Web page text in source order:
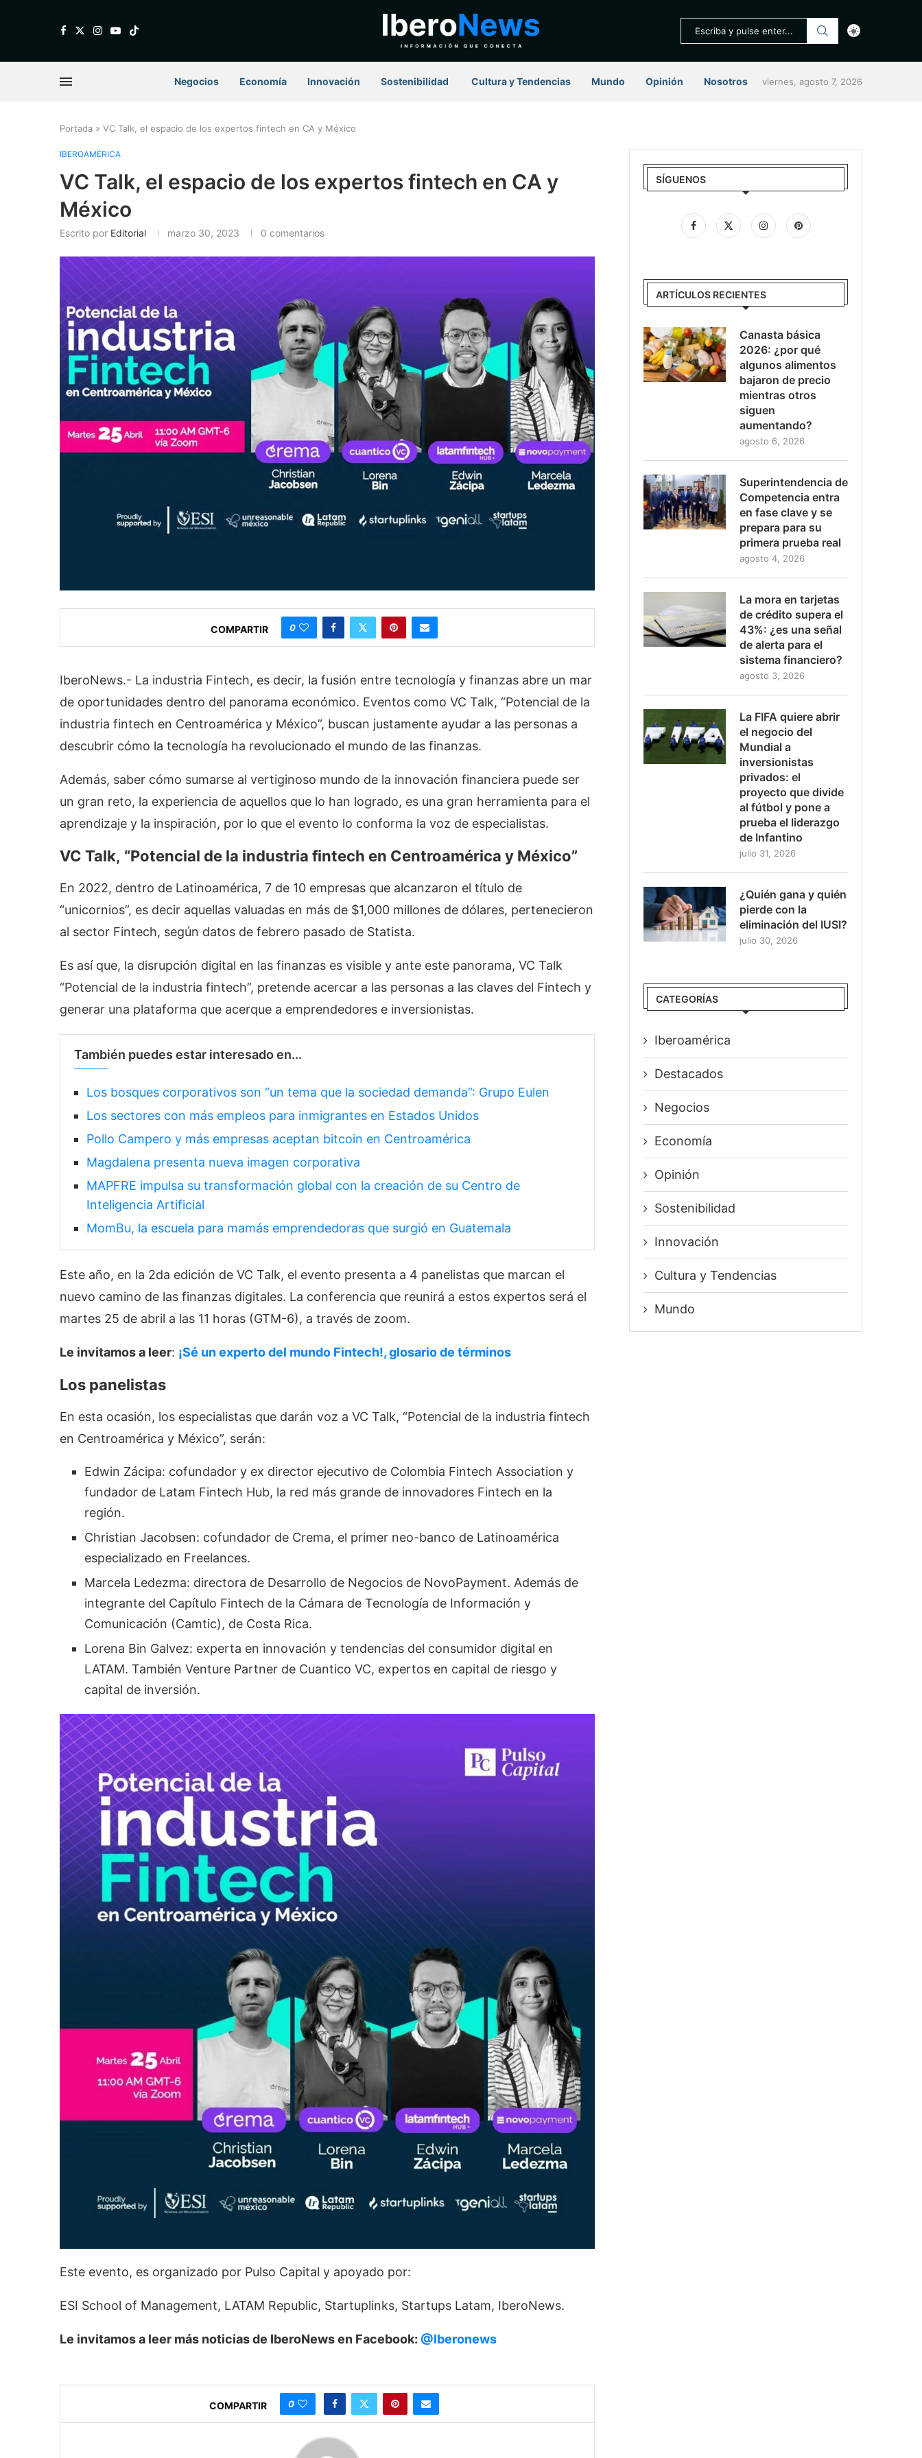
Negocios Economía Innovación Sostenibilidad ⁠ Cultura y Tendencias Mundo Opinión Nosotros viernes, agosto 7, 2026
Portada » VC Talk, el espacio de los expertos fintech en CA y México
IBEROAMÉRICA
VC Talk, el espacio de los expertos fintech en CA y
México
Escrito por Editorial marzo 30, 2023 0 comentarios
COMPARTIR 0
IberoNews.- La industria Fintech, es decir, la fusión entre tecnología y finanzas abre un mar
de oportunidades dentro del panorama económico. Eventos como VC Talk, “Potencial de la
industria fintech en Centroamérica y México”, buscan justamente ayudar a las personas a
descubrir cómo la tecnología ha revolucionado el mundo de las finanzas.
Además, saber cómo sumarse al vertiginoso mundo de la innovación financiera puede ser
un gran reto, la experiencia de aquellos que lo han logrado, es una gran herramienta para el
aprendizaje y la inspiración, por lo que el evento lo conforma la voz de especialistas.
VC Talk, “Potencial de la industria fintech en Centroamérica y México”
En 2022, dentro de Latinoamérica, 7 de 10 empresas que alcanzaron el título de
“unicornios”, es decir aquellas valuadas en más de $1,000 millones de dólares, pertenecieron
al sector Fintech, según datos de febrero pasado de Statista.
Es así que, la disrupción digital en las finanzas es visible y ante este panorama, VC Talk
“Potencial de la industria fintech”, pretende acercar a las personas a las claves del Fintech y
generar una plataforma que acerque a emprendedores e inversionistas.
También puedes estar interesado en...
Los bosques corporativos son “un tema que la sociedad demanda”: Grupo Eulen
Los sectores con más empleos para inmigrantes en Estados Unidos
Pollo Campero y más empresas aceptan bitcoin en Centroamérica
Magdalena presenta nueva imagen corporativa
MAPFRE impulsa su transformación global con la creación de su Centro de
Inteligencia Artificial
MomBu, la escuela para mamás emprendedoras que surgió en Guatemala
Este año, en la 2da edición de VC Talk, el evento presenta a 4 panelistas que marcan el
nuevo camino de las finanzas digitales. La conferencia que reunirá a estos expertos será el
martes 25 de abril a las 11 horas (GTM-6), a través de zoom.
Le invitamos a leer: ¡Sé un experto del mundo Fintech!, glosario de términos
Los panelistas
En esta ocasión, los especialistas que darán voz a VC Talk, “Potencial de la industria fintech
en Centroamérica y México”, serán:
​Edwin Zácipa: cofundador y ex director ejecutivo de Colombia Fintech Association y
fundador de Latam Fintech Hub, la red más grande de innovadores Fintech en la
región.
​Christian Jacobsen: cofundador de Crema, el primer neo-banco de Latinoamérica
especializado en Freelances.
​Marcela Ledezma: directora de Desarrollo de Negocios de NovoPayment. Además de
integrante del Capítulo Fintech de la Cámara de Tecnología de Información y
Comunicación (Camtic), de Costa Rica.
Lorena Bin Galvez: experta en innovación y tendencias del consumidor digital en
LATAM. También Venture Partner de Cuantico VC, expertos en capital de riesgo y
capital de inversión.
Este evento, es organizado por Pulso Capital y apoyado por:
ESI School of Management, LATAM Republic, Startuplinks, Startups Latam, IberoNews.
Le invitamos a leer más noticias de IberoNews en Facebook: @Iberonews
COMPARTIR 0
SÍGUENOS
ARTÍCULOS RECIENTES
Canasta básica
2026: ¿por qué
algunos alimentos
bajaron de precio
mientras otros
siguen
aumentando?
agosto 6, 2026
Superintendencia de
Competencia entra
en fase clave y se
prepara para su
primera prueba real
agosto 4, 2026
La mora en tarjetas
de crédito supera el
43%: ¿es una señal
de alerta para el
sistema financiero?
agosto 3, 2026
La FIFA quiere abrir
el negocio del
Mundial a
inversionistas
privados: el
proyecto que divide
al fútbol y pone a
prueba el liderazgo
de Infantino
julio 31, 2026
¿Quién gana y quién
pierde con la
eliminación del IUSI?
julio 30, 2026
CATEGORÍAS
Iberoamérica
Destacados
Negocios
Economía
Opinión
Sostenibilidad
Innovación
⁠Cultura y Tendencias
Mundo